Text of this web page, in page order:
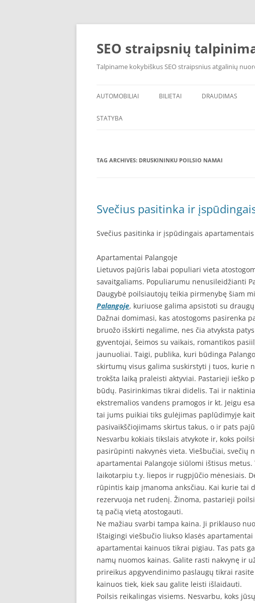
Skip
SEO straipsnių
Talpiname kokybiškus SEO straipsnius atgalinių
AUTOMOBILIAI BILIETAI DRAUDIMAS
STATYBA
TAG ARCHIVES: DRUSKININKU POILSIO NAMAI
Svečius pasitinka ir
Svečius pasitinka ir įspūdingais apartamentais
Apartamentai Palangoje
Lietuvos pajūris labai populiari vieta
savaitgaliams. Populiarumu nenusileidžianti
Daugybė poilsiautojų teikia pirmenybę šiam
Palangoje, kuriuose galima apsistoti su
Dažnai domimasi, kas atostogoms pasirenka
bruožo išskirti negalime, nes čia atvyksta
gyventojai, šeimos su vaikais, romantikos
jaunuoliai. Taigi, publika, kuri būdinga
skirtumų visus galima suskirstyti į tuos, kurie
trokšta laiką praleisti aktyviai. Pastarieji ieško
būdų. Pasirinkimas tikrai didelis. Tai ir
ekstremalios vandens pramogos ir kt. Jeigu
tai jums puikiai tiks gulėjimas paplūdimyje
pasivaikščiojimams skirtus takus, o ir pats
Nesvarbu kokiais tikslais atvykote ir, koks
pasirūpinti nakvynės vieta. Viešbučiai,
apartamentai Palangoje siūlomi ištisus
laikotarpiu t.y. liepos ir rugpjūčio mėnesiais.
rūpintis kaip įmanoma anksčiau. Kai kurie tai
rezervuoja net rudenį. Žinoma, pastarieji
tą pačią vietą atostogauti.
Ne mažiau svarbi tampa kaina. Ji priklauso
Ištaigingi viešbučio liukso klasės
apartamentai kainuos tikrai pigiau. Tas pats
namų nuomos kainas. Galite rasti nakvynę ir
prireikus apgyvendinimo paslaugų tikrai
kainuos tiek, kiek sau galite leisti išlaidauti.
Poilsis reikalingas visiems. Nesvarbu, koks